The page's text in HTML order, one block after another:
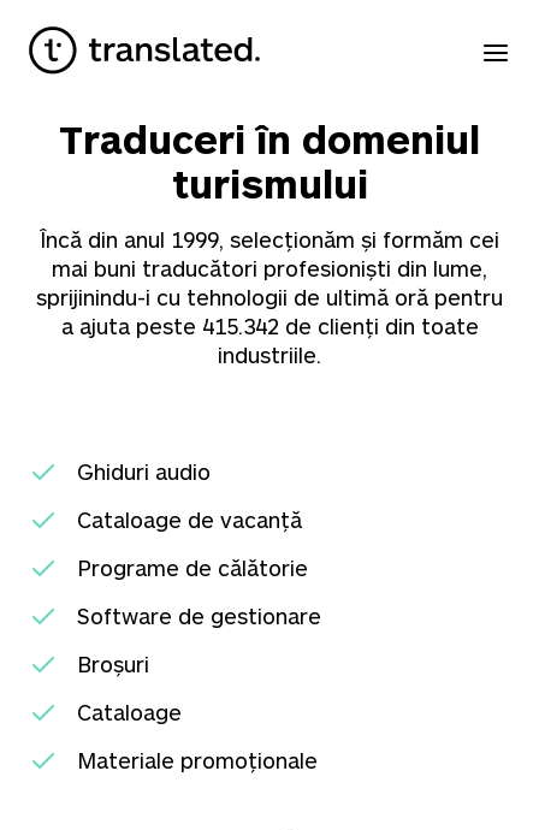
Traduceri în domeniul
turismului
Încă din anul 1999, selecționăm și formăm cei
mai buni traducători profesioniști din lume,
sprijinindu-i cu tehnologii de ultimă oră pentru
a ajuta peste 415.342 de clienți din toate
industriile.
Ghiduri audio
Cataloage de vacanță
Programe de călătorie
Software de gestionare
Broșuri
Cataloage
Materiale promoționale